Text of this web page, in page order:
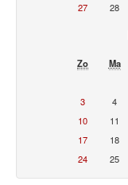
27
28
Zo Ma
3
4
10
11
17
18
24
25